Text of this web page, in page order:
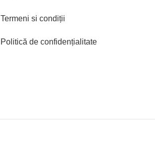
Termeni si condiții
Politică de confidențialitate